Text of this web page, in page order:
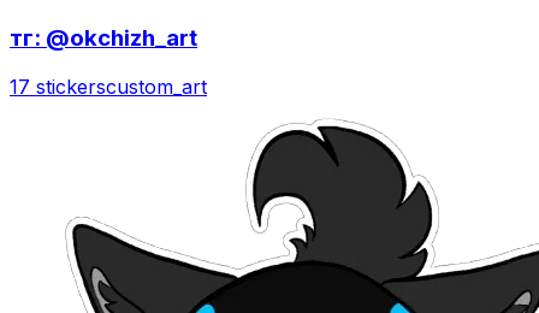
тг: @okchizh_art
17 stickerscustom_art